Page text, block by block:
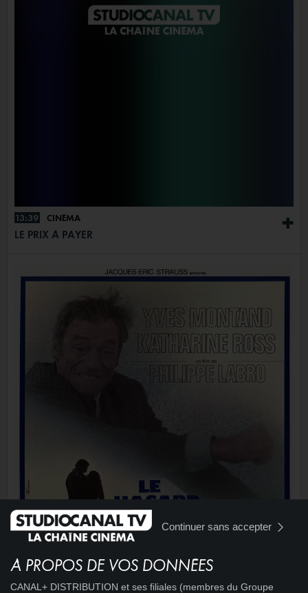
+
13:39 CINÉMA
LE PRIX À PAYER
Continuer sans accepter
À PROPOS DE VOS DONNÉES
CANAL+ DISTRIBUTION et ses filiales (membres du Groupe